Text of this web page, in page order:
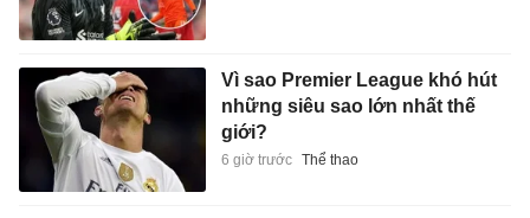
Vì sao Premier League khó hút
những siêu sao lớn nhất thế
giới?
6 giờ trước Thể thao